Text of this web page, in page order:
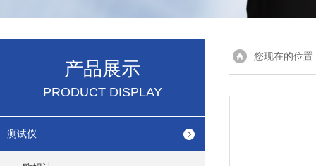
产品展示
PRODUCT DISPLAY
测试仪
您现在的位置